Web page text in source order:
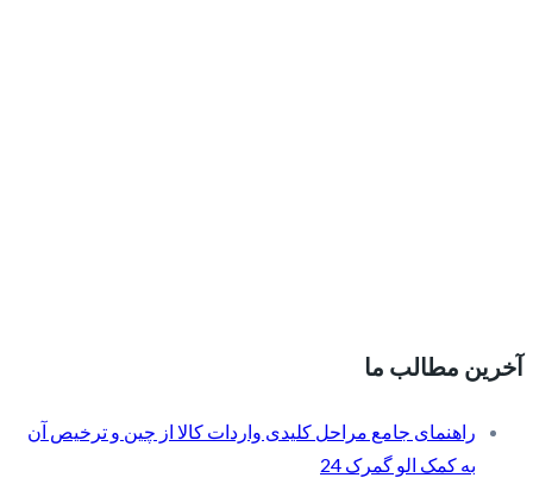
آخرین مطالب ما
راهنمای جامع مراحل کلیدی واردات کالا از چین و ترخیص آن
به کمک الو گمرک 24